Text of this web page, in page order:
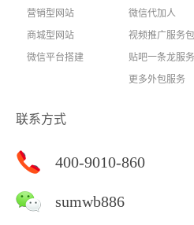
营销型网站
商城型网站
微信平台搭建
微信代加人
视频推广服务包
贴吧一条龙服务
更多外包服务
联系方式
400-9010-860
sumwb886